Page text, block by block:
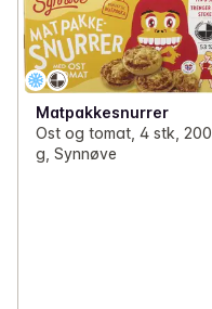
Matpakkesnurrer
Ost og tomat, 4 stk, 200
g, Synnøve